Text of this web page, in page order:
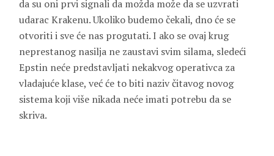
da su oni prvi signali da možda može da se uzvrati
udarac Krakenu. Ukoliko budemo čekali, dno će se
otvoriti i sve će nas progutati. I ako se ovaj krug
neprestanog nasilja ne zaustavi svim silama, sledeći
Epstin neće predstavljati nekakvog operativca za
vladajuće klase, već će to biti naziv čitavog novog
sistema koji više nikada neće imati potrebu da se
skriva.